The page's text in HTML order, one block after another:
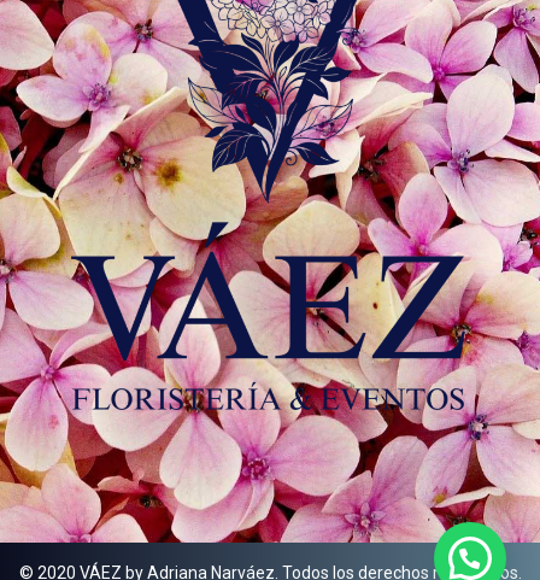
© 2020 VÁEZ by Adriana Narváez. Todos los derechos reservados.